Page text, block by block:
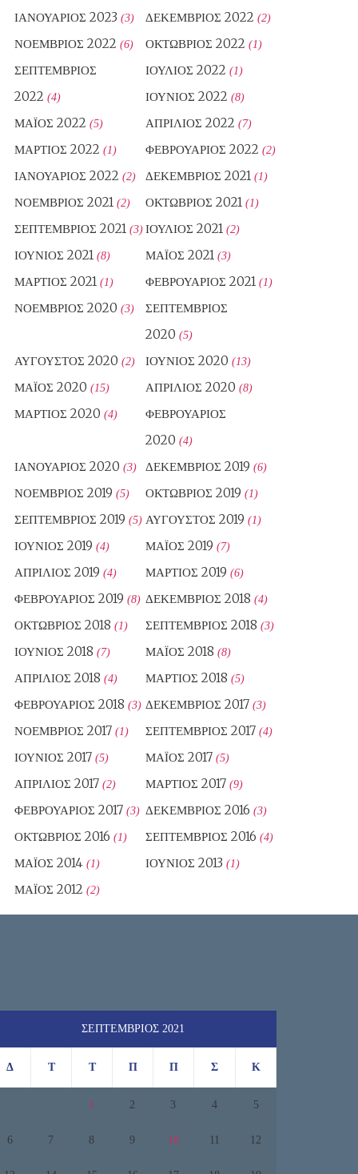
ΙΑΝΟΥΆΡΙΟΣ 2023 (3) ΔΕΚΈΜΒΡΙΟΣ 2022 (2)
ΝΟΈΜΒΡΙΟΣ 2022 (6) ΟΚΤΏΒΡΙΟΣ 2022 (1)
ΣΕΠΤΈΜΒΡΙΟΣ
2022 (4)
ΙΟΎΛΙΟΣ 2022 (1)
ΙΟΎΝΙΟΣ 2022 (8)
ΜΆΙΟΣ 2022 (5) ΑΠΡΊΛΙΟΣ 2022 (7)
ΜΆΡΤΙΟΣ 2022 (1) ΦΕΒΡΟΥΆΡΙΟΣ 2022 (2)
ΙΑΝΟΥΆΡΙΟΣ 2022 (2) ΔΕΚΈΜΒΡΙΟΣ 2021 (1)
ΝΟΈΜΒΡΙΟΣ 2021 (2) ΟΚΤΏΒΡΙΟΣ 2021 (1)
ΣΕΠΤΈΜΒΡΙΟΣ 2021 (3)ΙΟΎΛΙΟΣ 2021 (2)
ΙΟΎΝΙΟΣ 2021 (8) ΜΆΙΟΣ 2021 (3)
ΜΆΡΤΙΟΣ 2021 (1) ΦΕΒΡΟΥΆΡΙΟΣ 2021 (1)
ΝΟΈΜΒΡΙΟΣ 2020 (3)
ΣΕΠΤΈΜΒΡΙΟΣ
2020 (5)
ΑΎΓΟΥΣΤΟΣ 2020 (2) ΙΟΎΝΙΟΣ 2020 (13)
ΜΆΙΟΣ 2020 (15) ΑΠΡΊΛΙΟΣ 2020 (8)
ΜΆΡΤΙΟΣ 2020 (4)
ΦΕΒΡΟΥΆΡΙΟΣ
2020 (4)
ΙΑΝΟΥΆΡΙΟΣ 2020 (3) ΔΕΚΈΜΒΡΙΟΣ 2019 (6)
ΝΟΈΜΒΡΙΟΣ 2019 (5) ΟΚΤΏΒΡΙΟΣ 2019 (1)
ΣΕΠΤΈΜΒΡΙΟΣ 2019 (5) ΑΎΓΟΥΣΤΟΣ 2019 (1)
ΙΟΎΝΙΟΣ 2019 (4) ΜΆΙΟΣ 2019 (7)
ΑΠΡΊΛΙΟΣ 2019 (4) ΜΆΡΤΙΟΣ 2019 (6)
ΦΕΒΡΟΥΆΡΙΟΣ 2019 (8) ΔΕΚΈΜΒΡΙΟΣ 2018 (4)
ΟΚΤΏΒΡΙΟΣ 2018 (1) ΣΕΠΤΈΜΒΡΙΟΣ 2018 (3)
ΙΟΎΝΙΟΣ 2018 (7) ΜΆΙΟΣ 2018 (8)
ΑΠΡΊΛΙΟΣ 2018 (4) ΜΆΡΤΙΟΣ 2018 (5)
ΦΕΒΡΟΥΆΡΙΟΣ 2018 (3) ΔΕΚΈΜΒΡΙΟΣ 2017 (3)
ΝΟΈΜΒΡΙΟΣ 2017 (1) ΣΕΠΤΈΜΒΡΙΟΣ 2017 (4)
ΙΟΎΝΙΟΣ 2017 (5) ΜΆΙΟΣ 2017 (5)
ΑΠΡΊΛΙΟΣ 2017 (2) ΜΆΡΤΙΟΣ 2017 (9)
ΦΕΒΡΟΥΆΡΙΟΣ 2017 (3) ΔΕΚΈΜΒΡΙΟΣ 2016 (3)
ΟΚΤΏΒΡΙΟΣ 2016 (1) ΣΕΠΤΈΜΒΡΙΟΣ 2016 (4)
ΜΆΙΟΣ 2014 (1) ΙΟΎΝΙΟΣ 2013 (1)
ΜΆΙΟΣ 2012 (2)
ΣΕΠΤΈΜΒΡΙΟΣ 2021
Δ Τ Τ Π Π Σ Κ
1 2 3 4 5
6 7 8 9 10 11 12